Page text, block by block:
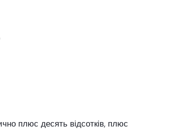
плюс десять відсотків, плюс